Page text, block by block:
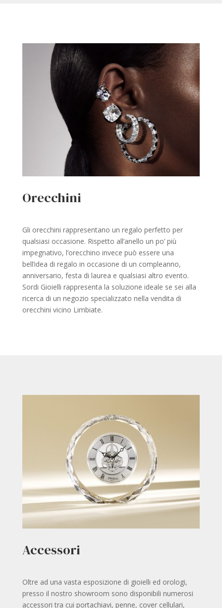
Orecchini
Gli orecchini rappresentano un regalo perfetto per
qualsiasi occasione. Rispetto all’anello un po’ più
impegnativo, l’orecchino invece può essere una
bell’idea di regalo in occasione di un compleanno,
anniversario, festa di laurea e qualsiasi altro evento.
Sordi Gioielli rappresenta la soluzione ideale se sei alla
ricerca di un negozio specializzato nella vendita di
orecchini vicino Limbiate.
Accessori
Oltre ad una vasta esposizione di gioielli ed orologi,
presso il nostro showroom sono disponibili numerosi
accessori tra cui portachiavi, penne, cover cellulari,